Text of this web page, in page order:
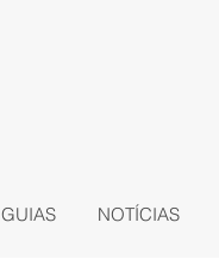
GUIAS NOTÍCIAS